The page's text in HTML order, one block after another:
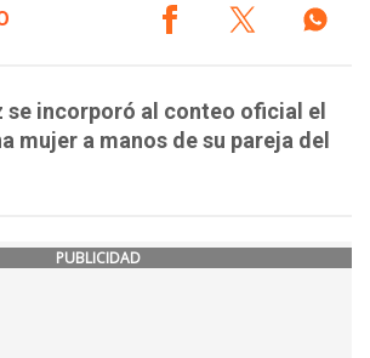
se incorporó al conteo oficial el
mujer a manos de su pareja del
PUBLICIDAD